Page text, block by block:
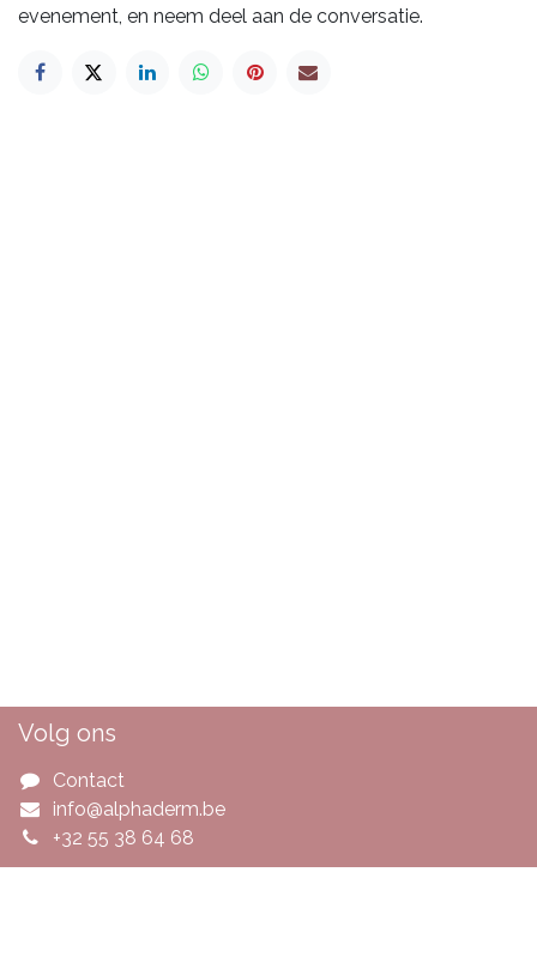
evenement, en neem deel aan de conversatie.
Volg ons
Contact
info@alphaderm.be
+32 55 38 64 68